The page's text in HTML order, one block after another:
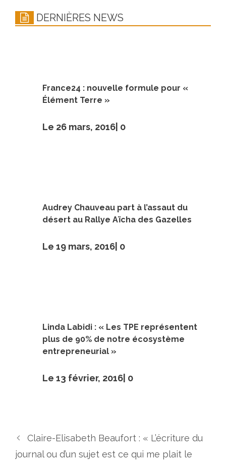
DERNIÈRES NEWS
France24 : nouvelle formule pour «
Élément Terre »
Le 26 mars, 2016| 0
Audrey Chauveau part à l’assaut du
désert au Rallye Aïcha des Gazelles
Le 19 mars, 2016| 0
Linda Labidi : « Les TPE représentent
plus de 90% de notre écosystème
entrepreneurial »
Le 13 février, 2016| 0
Claire-Elisabeth Beaufort : « L’écriture du
journal ou d’un sujet est ce qui me plait le